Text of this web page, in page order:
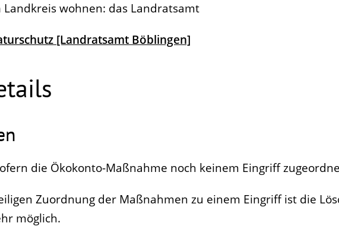
Landkreis wohnen: das Landratsamt
[Landratsamt Böblingen]
die Ökokonto-Maßnahme noch keinem Eingriff
Zuordnung der Maßnahmen zu einem Eingriff ist die
möglich.